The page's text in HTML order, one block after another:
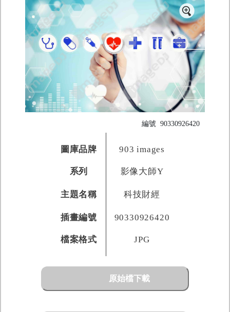
編號 90330926420
圖庫品牌 903 images
系列 影像大師Y
主題名稱 科技財經
插畫編號 90330926420
檔案格式 JPG
原始檔下載